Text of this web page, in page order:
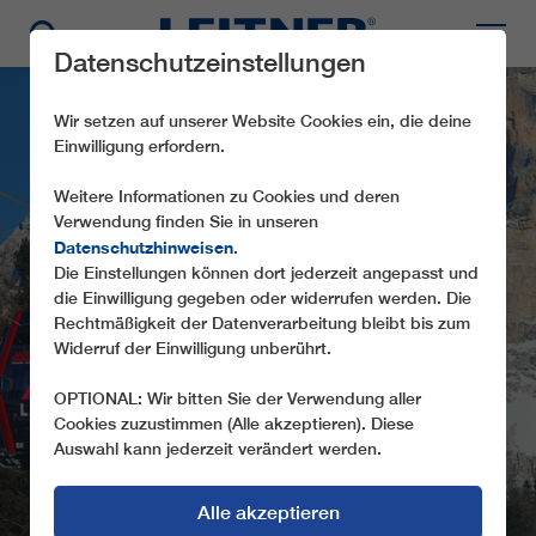
GD10 LA CRUSC 1
Datenschutzeinstellungen
Wir setzen auf unserer Website Cookies ein, die deine
Einwilligung erfordern.
Weitere Informationen zu Cookies und deren
Verwendung finden Sie in unseren
Datenschutzhinweisen.
Die Einstellungen können dort jederzeit angepasst und
die Einwilligung gegeben oder widerrufen werden. Die
Rechtmäßigkeit der Datenverarbeitung bleibt bis zum
Widerruf der Einwilligung unberührt.
OPTIONAL: Wir bitten Sie der Verwendung aller
Cookies zuzustimmen (Alle akzeptieren). Diese
Auswahl kann jederzeit verändert werden.
Alle akzeptieren